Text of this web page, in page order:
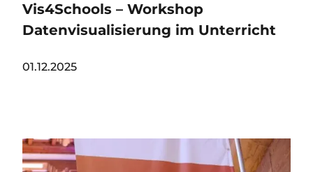
Vis4Schools – Workshop
Datenvisualisierung im Unterricht
01.12.2025
Image